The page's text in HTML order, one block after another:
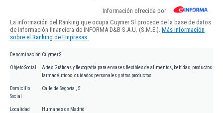
Información ofrecida por
La información del Ranking que ocupa Cuymer Sl procede de la base de datos
de información financiera de INFORMA D&B S.A.U. (S.M.E.). Más información
sobre el Ranking de Empresas.
Denominación Cuymer Sl
Objeto Social
Artes Gráficas y flexografía para envases flexibles de alimentos, bebidas, productos
farmacéuticos, cuidados personales y otros productos.
Domicilio
Social
Calle de Segovia , 5
Localidad Humanes de Madrid